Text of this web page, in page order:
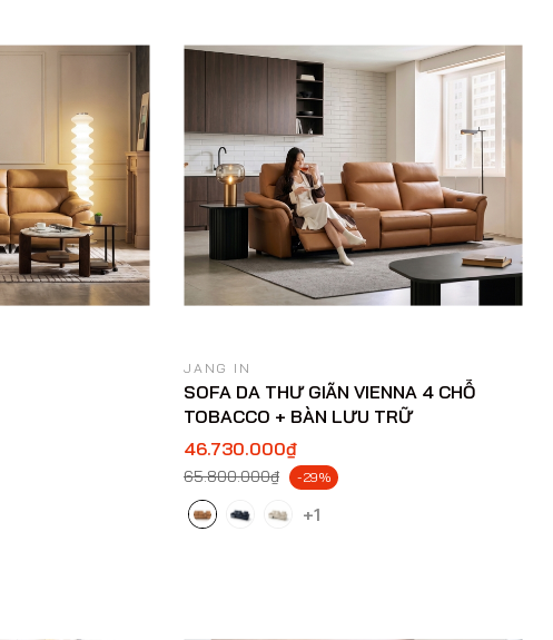
JANG IN
SOFA DA THƯ GIÃN VIENNA 4 CHỖ
TOBACCO + BÀN LƯU TRỮ
46.730.000₫
65.800.000₫ -29%
+1